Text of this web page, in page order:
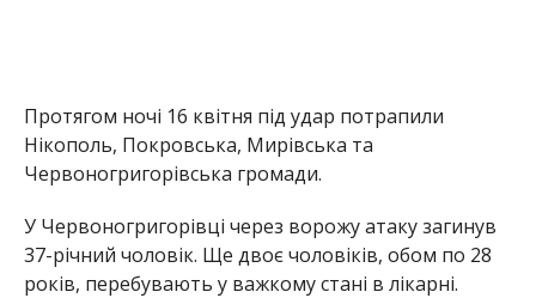
Протягом ночі 16 квітня під удар потрапили
Нікополь, Покровська, Мирівська та
Червоногригорівська громади.
У Червоногригорівці через ворожу атаку загинув
37-річний чоловік. Ще двоє чоловіків, обом по 28
років, перебувають у важкому стані в лікарні.